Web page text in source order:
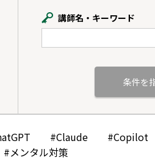
講師名・キーワード
#Claude
#Copilot
#メンタル対策